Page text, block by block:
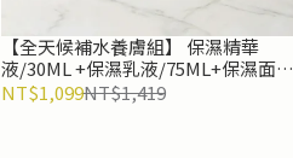
【全天候補水養膚組】 保濕精華
液/30ML +保濕乳液/75ML+保濕面膜
22ml
NT$1,099NT$1,419